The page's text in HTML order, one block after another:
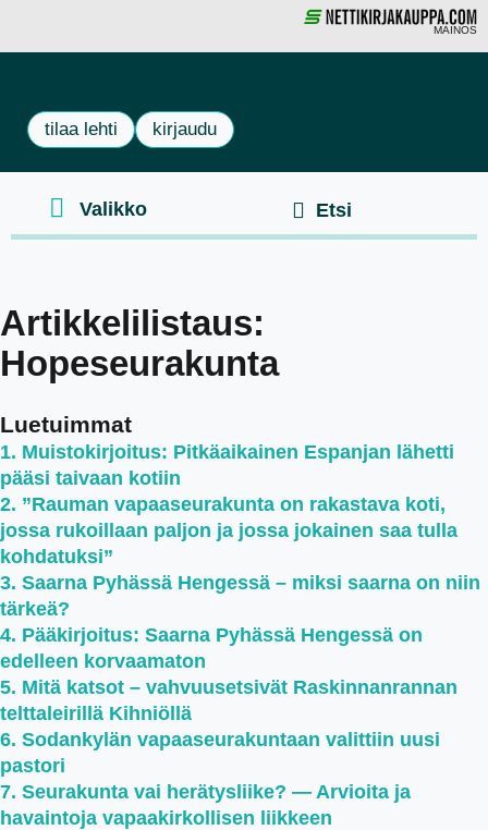
MAINOS
tilaa lehti kirjaudu
Artikkelilistaus:
Hopeseurakunta
Luetuimmat
Muistokirjoitus: Pitkäaikainen Espanjan lähetti
pääsi taivaan kotiin
”Rauman vapaaseurakunta on rakastava koti,
jossa rukoillaan paljon ja jossa jokainen saa tulla
kohdatuksi”
Saarna Pyhässä Hengessä – miksi saarna on niin
tärkeä?
Pääkirjoitus: Saarna Pyhässä Hengessä on
edelleen korvaamaton
Mitä katsot – vahvuusetsivät Raskinnanrannan
telttaleirillä Kihniöllä
Sodankylän vapaaseurakuntaan valittiin uusi
pastori
Seurakunta vai herätysliike? — Arvioita ja
havaintoja vapaakirkollisen liikkeen